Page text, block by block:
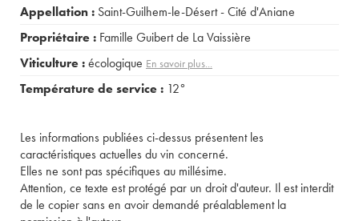
Appellation : Saint-Guilhem-le-Désert - Cité d'Aniane
Propriétaire : Famille Guibert de La Vaissière
Viticulture :écologique En savoir plus...
Température de service : 12°
Les informations publiées ci-dessus présentent les
caractéristiques actuelles du vin concerné.
Elles ne sont pas spécifiques au millésime.
Attention, ce texte est protégé par un droit d'auteur. Il est interdit
de le copier sans en avoir demandé préalablement la